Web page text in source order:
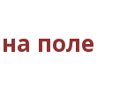
поле